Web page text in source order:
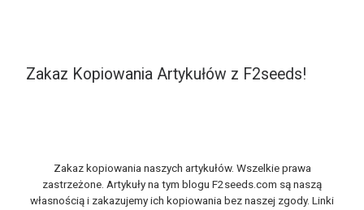
Zakaz Kopiowania Artykułów z F2seeds!
Zakaz kopiowania naszych artykułów. Wszelkie prawa
zastrzeżone. Artykuły na tym blogu F2seeds.com są naszą
własnością i zakazujemy ich kopiowania bez naszej zgody. Linki